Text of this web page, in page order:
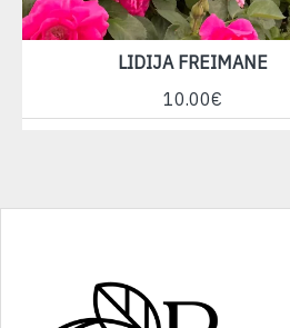
LIDIJA FREIMANE
10.00€